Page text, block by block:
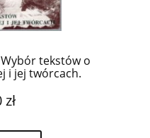
Wybór tekstów o
i jej twórcach.